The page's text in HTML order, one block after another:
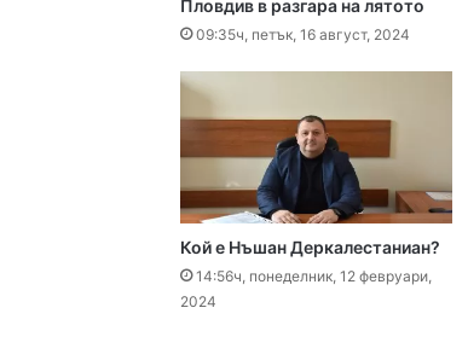
Етикетите в
16:00ч, петък,
15:43ч, петък,
Пловдив в разгара на лятото
09:35ч, петък, 16 август, 2024
Кой е Нъшан Деркалестаниан?
14:56ч, понеделник, 12 февруари,
2024